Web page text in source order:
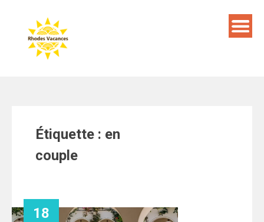
content
Étiquette : en
couple
18